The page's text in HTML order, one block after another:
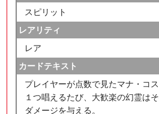
スピリット
レアリティ
レア
カードテキスト
プレイヤーが点数で見たマナ・コ
１つ唱えるたび、大歓楽の幻霊は
ダメージを与える。